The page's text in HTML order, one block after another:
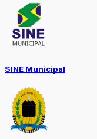
SINE Municipal